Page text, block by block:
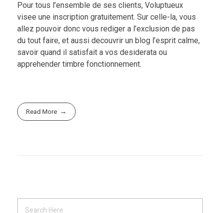
Pour tous l’ensemble de ses clients, Voluptueux
visee une inscription gratuitement. Sur celle-la, vous
allez pouvoir donc vous rediger a l’exclusion de pas
du tout faire, et aussi decouvrir un blog l’esprit calme,
savoir quand il satisfait a vos desiderata ou
apprehender timbre fonctionnement.
Read More